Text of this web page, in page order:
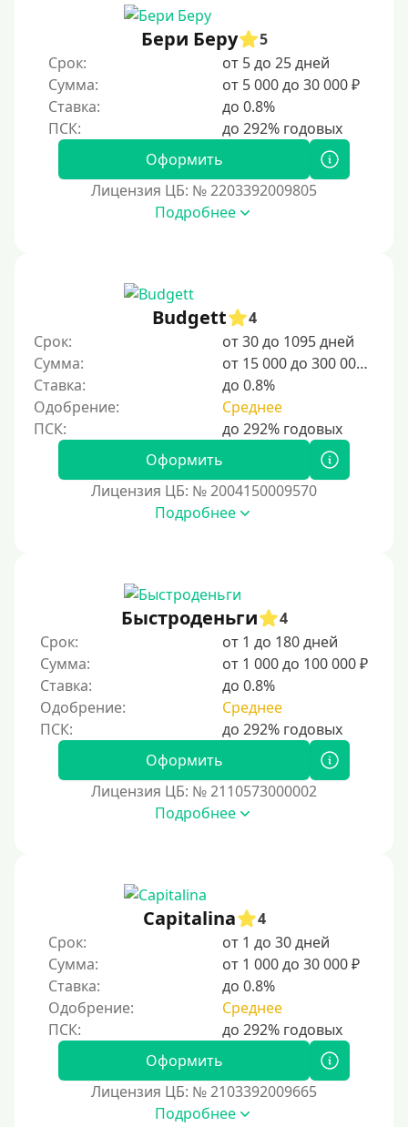
В день обращения
Возраст
С 17 лет
С 18 лет
Категории заемщиков
Несовершеннолетним
Студентам
Женский займ
С временной регистрацией
Банкротам
Без подтверждения личности
Пенсионерам
Пенсионерам до 70 лет
Пенсионерам до 75 лет
Пенсионерам до 80 лет
Пенсионерам до 85 лет
Без упоминания места трудоустройства
Для иностранных граждан
Для лиц, имеющих гражданство других государств,
находящихся на территории Украины
Для граждан других стран, проживающих в
Казахстане
Для граждан других стран, прибывающих в
Для граждан Таджикистана, проживающих за
Бери Беру
5
Срок:
от 5 до 25 дней
Сумма:
от 5 000 до 30 000 ₽
Ставка:
до 0.8%
Оформить
Лицензия ЦБ: № 2203392009805
Подробнее
Budgett
4
Срок:
от 30 до 1095 дней
Сумма:
от 15 000 до 300 000 ₽
Ставка:
до 0.8%
Одобрение:
Среднее
Оформить
Лицензия ЦБ: № 2004150009570
Подробнее
Быстроденьги
4
Срок:
от 1 до 180 дней
Сумма:
от 1 000 до 100 000 ₽
Ставка:
до 0.8%
Одобрение:
Среднее
Оформить
Лицензия ЦБ: № 2110573000002
Подробнее
Capitalina
4
Срок:
от 1 до 30 дней
Сумма:
от 1 000 до 30 000 ₽
Ставка:
до 0.8%
Одобрение:
Среднее
Оформить
Лицензия ЦБ: № 2103392009665
Подробнее